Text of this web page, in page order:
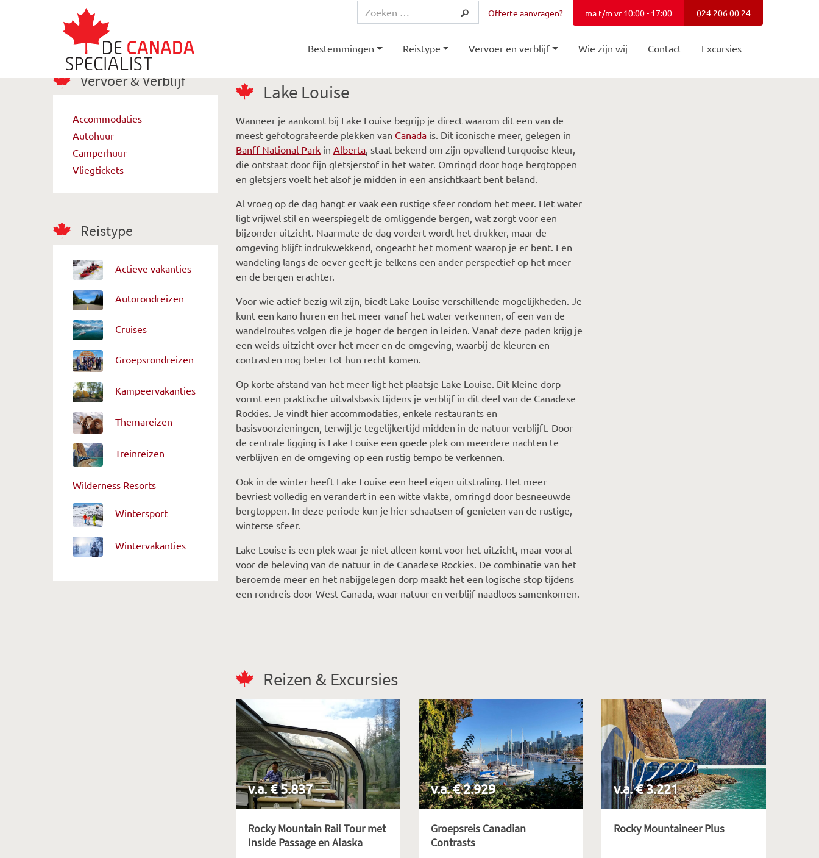
Offerte aanvragen? ma t/m vr 10:00 - 17:00 024 206 00 24
Bestemmingen Reistype Vervoer en verblijf Wie zijn wij Contact Excursies
Vervoer & Verblijf
Accommodaties
Autohuur
Camperhuur
Vliegtickets
Reistype
Actieve vakanties
Autorondreizen
Cruises
Groepsrondreizen
Kampeervakanties
Themareizen
Treinreizen
Wilderness Resorts
Wintersport
Wintervakanties
Lake Louise
Wanneer je aankomt bij Lake Louise begrijp je direct waarom dit een van de
meest gefotografeerde plekken van Canada is. Dit iconische meer, gelegen in
Banff National Park in Alberta , staat bekend om zijn opvallend turquoise kleur,
die ontstaat door fijn gletsjerstof in het water. Omringd door hoge bergtoppen
en gletsjers voelt het alsof je midden in een ansichtkaart bent beland.
Al vroeg op de dag hangt er vaak een rustige sfeer rondom het meer. Het water
ligt vrijwel stil en weerspiegelt de omliggende bergen, wat zorgt voor een
bijzonder uitzicht. Naarmate de dag vordert wordt het drukker, maar de
omgeving blijft indrukwekkend, ongeacht het moment waarop je er bent. Een
wandeling langs de oever geeft je telkens een ander perspectief op het meer
en de bergen erachter.
Voor wie actief bezig wil zijn, biedt Lake Louise verschillende mogelijkheden. Je
kunt een kano huren en het meer vanaf het water verkennen, of een van de
wandelroutes volgen die je hoger de bergen in leiden. Vanaf deze paden krijg je
een weids uitzicht over het meer en de omgeving, waarbij de kleuren en
contrasten nog beter tot hun recht komen.
Op korte afstand van het meer ligt het plaatsje Lake Louise. Dit kleine dorp
vormt een praktische uitvalsbasis tijdens je verblijf in dit deel van de Canadese
Rockies. Je vindt hier accommodaties, enkele restaurants en
basisvoorzieningen, terwijl je tegelijkertijd midden in de natuur verblijft. Door
de centrale ligging is Lake Louise een goede plek om meerdere nachten te
verblijven en de omgeving op een rustig tempo te verkennen.
Ook in de winter heeft Lake Louise een heel eigen uitstraling. Het meer
bevriest volledig en verandert in een witte vlakte, omringd door besneeuwde
bergtoppen. In deze periode kun je hier schaatsen of genieten van de rustige,
winterse sfeer.
Lake Louise is een plek waar je niet alleen komt voor het uitzicht, maar vooral
voor de beleving van de natuur in de Canadese Rockies. De combinatie van het
beroemde meer en het nabijgelegen dorp maakt het een logische stop tijdens
een rondreis door West-Canada, waar natuur en verblijf naadloos samenkomen.
Reizen & Excursies
v.a. € 5.837
Rocky Mountain Rail Tour met
Inside Passage en Alaska
v.a. € 2.929
Groepsreis Canadian
Contrasts
v.a. € 3.221
Rocky Mountaineer Plus